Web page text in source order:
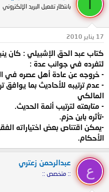
بانتظار تفعيل البريد الإلكتروني
17 يناير 2010
كتاب عبد الحق الإشبيلي : كان
لتفرده في جوانب عدة :
- خروجه عن عادة أهل عصره في
- عدم ترتيبه للأحاديث بما
المالكي
- متابعته لترتيب أئمة الحديث.
-تأثره بابن حزم.
-يمكن اقتناص بعض اختياراته
الأحكام.
ع
عبدالرحمن زعتري
:: متخصص ::